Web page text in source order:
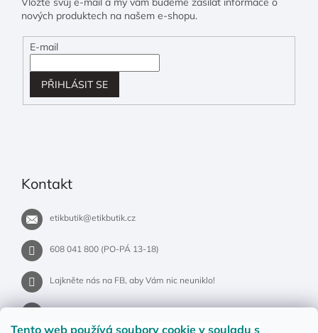
Tento web používá soubory cookie v souladu s
nových produktech na našem e-shopu.
E-mail
PŘIHLÁSIT SE
Kontakt
etikbutik@etikbutik.cz
608 041 800 (PO-PÁ 13-18)
Lajkněte nás na FB, aby Vám nic neuniklo!